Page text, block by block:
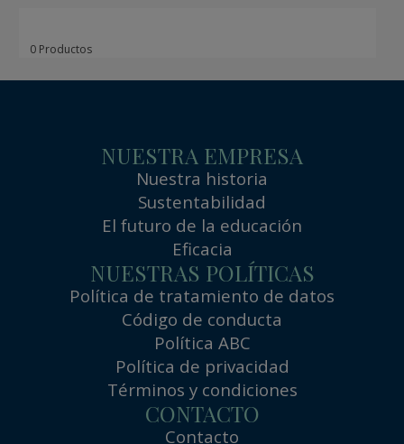
0 Productos
NUESTRA EMPRESA
Nuestra historia
Sustentabilidad
El futuro de la educación
Eficacia
NUESTRAS POLÍTICAS
Política de tratamiento de datos
Código de conducta
Política ABC
Política de privacidad
Términos y condiciones
CONTACTO
Contacto